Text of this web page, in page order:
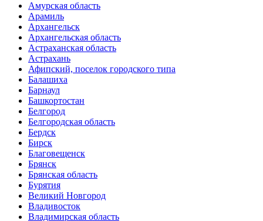
Амурская область
Арамиль
Архангельск
Архангельская область
Астраханская область
Астрахань
Афипский, поселок городского типа
Балашиха
Барнаул
Башкортостан
Белгород
Белгородская область
Бердск
Бирск
Благовещенск
Брянск
Брянская область
Бурятия
Великий Новгород
Владивосток
Владимирская область